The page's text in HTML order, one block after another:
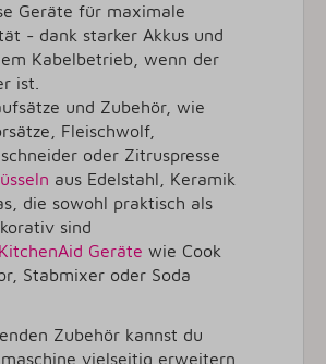
Geräte für maximale
- dank starker Akkus und
Kabelbetrieb, wenn der
ist.
und Zubehör, wie
Fleischwolf,
oder Zitruspresse
aus Edelstahl, Keramik
die sowohl praktisch als
sind
KitchenAid Geräte wie Cook
Stabmixer oder Soda
Zubehör kannst du
vielseitig erweitern